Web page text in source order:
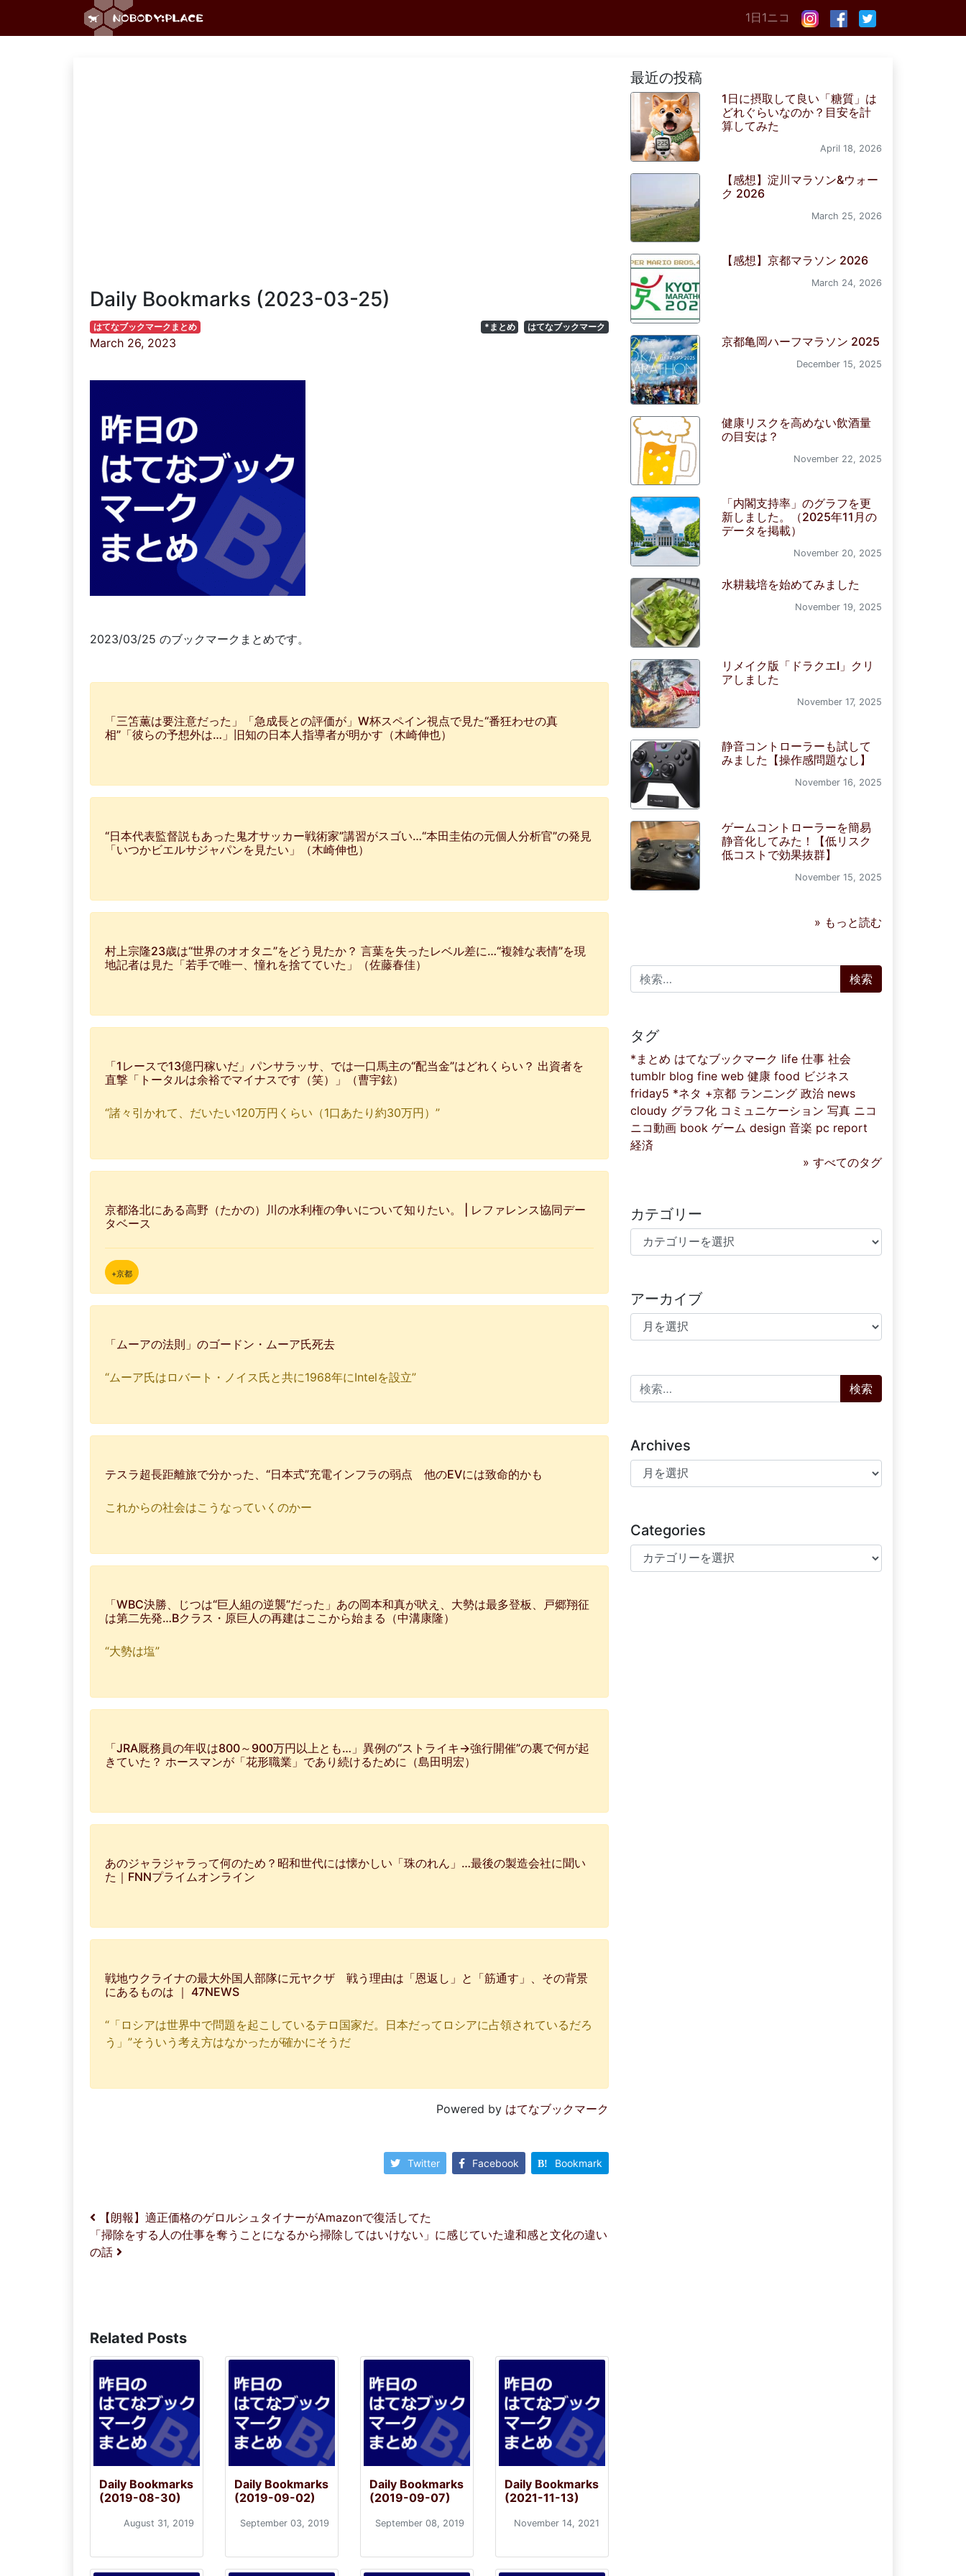
1日1ニコ
Daily Bookmarks (2023-03-25)
はてなブックマークまとめ
March 26, 2023
*まとめ はてなブックマーク
2023/03/25 のブックマークまとめです。
「三笘薫は要注意だった」「急成長との評価が」W杯スペイン視点で見た“番狂わせの真
相”「彼らの予想外は…」旧知の日本人指導者が明かす（木崎伸也）
“日本代表監督説もあった鬼才サッカー戦術家”講習がスゴい…“本田圭佑の元個人分析官”の発見
「いつかビエルサジャパンを見たい」（木崎伸也）
村上宗隆23歳は“世界のオオタニ”をどう見たか？ 言葉を失ったレベル差に…“複雑な表情”を現
地記者は見た「若手で唯一、憧れを捨てていた」（佐藤春佳）
「1レースで13億円稼いだ」パンサラッサ、では一口馬主の“配当金”はどれくらい？ 出資者を
直撃「トータルは余裕でマイナスです（笑）」（曹宇鉉）
“諸々引かれて、だいたい120万円くらい（1口あたり約30万円）”
京都洛北にある高野（たかの）川の水利権の争いについて知りたい。 | レファレンス協同デー
タベース
+京都
「ムーアの法則」のゴードン・ムーア氏死去
“ムーア氏はロバート・ノイス氏と共に1968年にIntelを設立”
テスラ超長距離旅で分かった、“日本式”充電インフラの弱点 他のEVには致命的かも
これからの社会はこうなっていくのかー
「WBC決勝、じつは“巨人組の逆襲”だった」あの岡本和真が吠え、大勢は最多登板、戸郷翔征
は第二先発…Bクラス・原巨人の再建はここから始まる（中溝康隆）
“大勢は塩”
「JRA厩務員の年収は800～900万円以上とも…」異例の“ストライキ→強行開催”の裏で何が起
きていた？ ホースマンが「花形職業」であり続けるために（島田明宏）
あのジャラジャラって何のため？昭和世代には懐かしい「珠のれん」…最後の製造会社に聞い
た｜FNNプライムオンライン
戦地ウクライナの最大外国人部隊に元ヤクザ 戦う理由は「恩返し」と「筋通す」、その背景
にあるものは ｜ 47NEWS
“「ロシアは世界中で問題を起こしているテロ国家だ。日本だってロシアに占領されているだろ
う」”そういう考え方はなかったが確かにそうだ
Powered by はてなブックマーク
Twitter Facebook Bookmark
投稿ナビゲーション
【朗報】適正価格のゲロルシュタイナーがAmazonで復活してた
「掃除をする人の仕事を奪うことになるから掃除してはいけない」に感じていた違和感と文化の違い
の話
Related Posts
Daily Bookmarks
(2019-08-30)
August 31, 2019
Daily Bookmarks
(2019-09-02)
September 03, 2019
Daily Bookmarks
(2019-09-07)
September 08, 2019
Daily Bookmarks
(2021-11-13)
November 14, 2021
最近の投稿
1日に摂取して良い「糖質」は
どれぐらいなのか？目安を計
算してみた
April 18, 2026
【感想】淀川マラソン&ウォー
ク 2026
March 25, 2026
【感想】京都マラソン 2026
March 24, 2026
京都亀岡ハーフマラソン 2025
December 15, 2025
健康リスクを高めない飲酒量
の目安は？
November 22, 2025
「内閣支持率」のグラフを更
新しました。（2025年11月の
データを掲載）
November 20, 2025
水耕栽培を始めてみました
November 19, 2025
リメイク版「ドラクエI」クリ
アしました
November 17, 2025
静音コントローラーも試して
みました【操作感問題なし】
November 16, 2025
ゲームコントローラーを簡易
静音化してみた！【低リスク
低コストで効果抜群】
November 15, 2025
» もっと読む
検索:
タグ
*まとめ はてなブックマーク life 仕事 社会
tumblr blog fine web 健康 food ビジネス
friday5 *ネタ +京都 ランニング 政治 news
cloudy グラフ化 コミュニケーション 写真 ニコ
ニコ動画 book ゲーム design 音楽 pc report
経済
» すべてのタグ
カテゴリー
カテゴリー
アーカイブ
アーカイブ
検索:
Archives
Archives
Categories
Categories